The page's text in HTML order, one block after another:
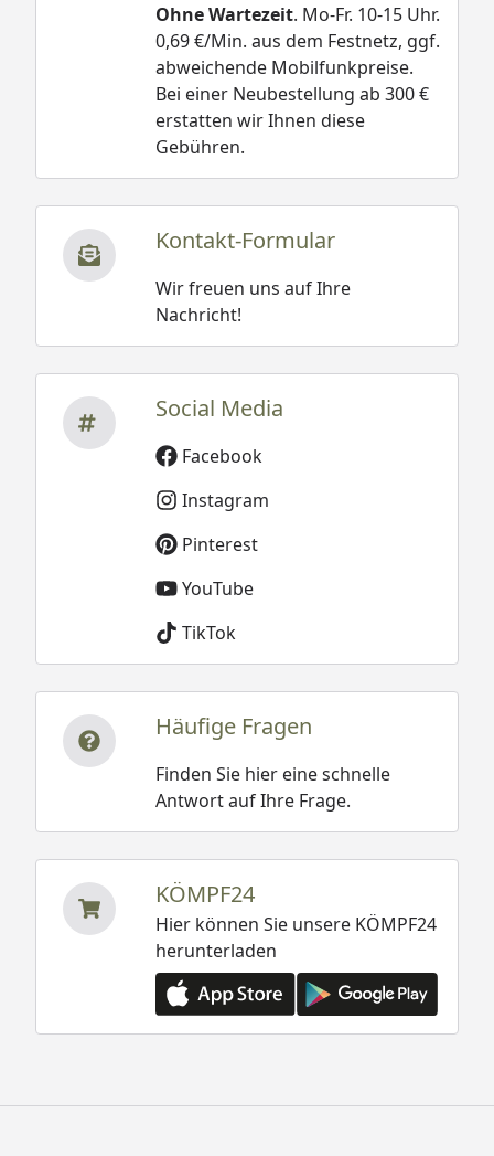
Ohne Wartezeit. Mo-Fr. 10-15 Uhr.
0,69 €/Min. aus dem Festnetz, ggf.
abweichende Mobilfunkpreise.
Bei einer Neubestellung ab 300 €
erstatten wir Ihnen diese
Gebühren.
Kontakt-Formular
Wir freuen uns auf Ihre
Nachricht!
Social Media
Facebook
Instagram
Pinterest
YouTube
TikTok
Häufige Fragen
Finden Sie hier eine schnelle
Antwort auf Ihre Frage.
KÖMPF24
Hier können Sie unsere KÖMPF24
herunterladen